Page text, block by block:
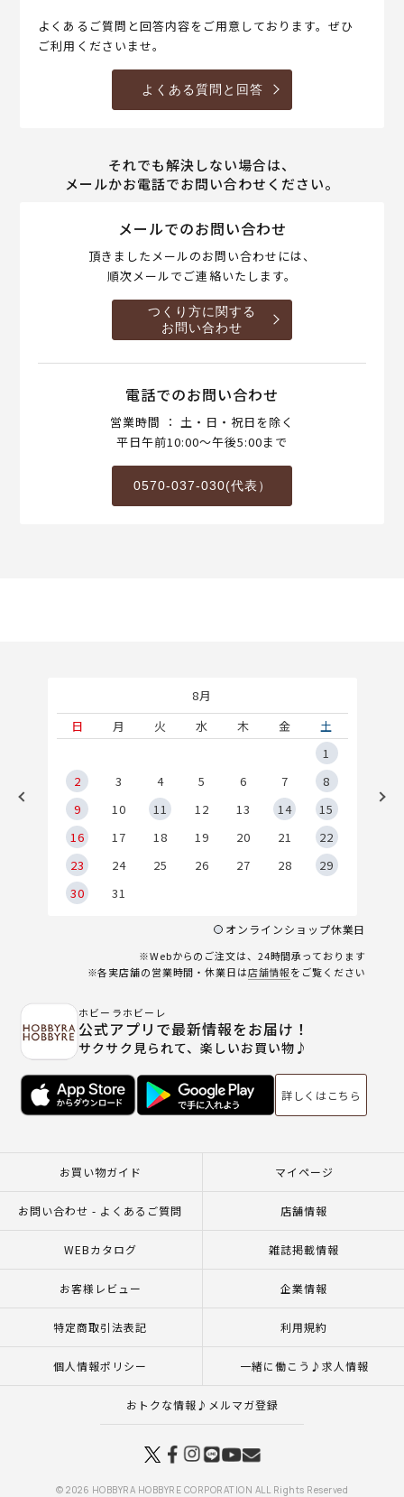
よくあるご質問と回答内容をご用意しております。ぜひ
ご利用くださいませ。
よくある質問と回答
それでも解決しない場合は、
メールかお電話でお問い合わせください。
メールでのお問い合わせ
頂きましたメールのお問い合わせには、
順次メールでご連絡いたします。
つくり方に関する
お問い合わせ
電話でのお問い合わせ
営業時間 ： 土・日・祝日を除く
平日午前10:00～午後5:00まで
0570-037-030(代表）
8月
日
月 火 水 木 金
土
1
2
3 4 5 6 7
8
9
10 11 12 13 14
15
16
17 18 19 20 21
22
23
24 25 26 27 28
29
30
31
オンラインショップ休業日
※Webからのご注文は、24時間承っております
※各実店舗の営業時間・休業日は店舗情報をご覧ください
ホビーラホビーレ
公式アプリで最新情報をお届け！
サクサク見られて、楽しいお買い物♪
詳しくはこちら
お買い物ガイド マイページ
お問い合わせ - よくあるご質問 店舗情報
WEBカタログ 雑誌掲載情報
お客様レビュー 企業情報
特定商取引法表記 利用規約
個人情報ポリシー 一緒に働こう♪求人情報
おトクな情報♪メルマガ登録
© 2026 HOBBYRA HOBBYRE CORPORATION ALL Rights Reserved